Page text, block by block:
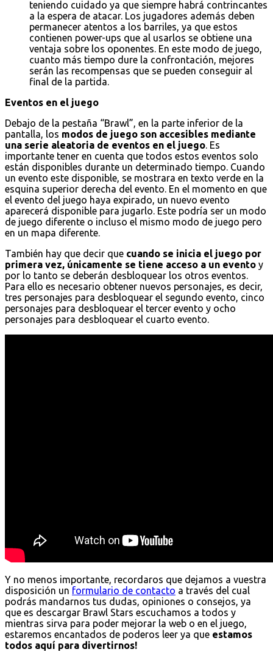
teniendo cuidado ya que siempre habrá contrincantes
a la espera de atacar. Los jugadores además deben
permanecer atentos a los barriles, ya que estos
contienen power-ups que al usarlos se obtiene una
ventaja sobre los oponentes. En este modo de juego,
cuanto más tiempo dure la confrontación, mejores
serán las recompensas que se pueden conseguir al
final de la partida.
Eventos en el juego
Debajo de la pestaña “Brawl”, en la parte inferior de la
pantalla, los modos de juego son accesibles mediante
una serie aleatoria de eventos en el juego. Es
importante tener en cuenta que todos estos eventos solo
están disponibles durante un determinado tiempo. Cuando
un evento este disponible, se mostrara en texto verde en la
esquina superior derecha del evento. En el momento en que
el evento del juego haya expirado, un nuevo evento
aparecerá disponible para jugarlo. Este podría ser un modo
de juego diferente o incluso el mismo modo de juego pero
en un mapa diferente.
También hay que decir que cuando se inicia el juego por
primera vez, únicamente se tiene acceso a un evento y
por lo tanto se deberán desbloquear los otros eventos.
Para ello es necesario obtener nuevos personajes, es decir,
tres personajes para desbloquear el segundo evento, cinco
personajes para desbloquear el tercer evento y ocho
personajes para desbloquear el cuarto evento.
Y no menos importante, recordaros que dejamos a vuestra
disposición un formulario de contacto a través del cual
podrás mandarnos tus dudas, opiniones o consejos, ya
que es descargar Brawl Stars escuchamos a todos y
mientras sirva para poder mejorar la web o en el juego,
estaremos encantados de poderos leer ya que estamos
todos aquí para divertirnos!